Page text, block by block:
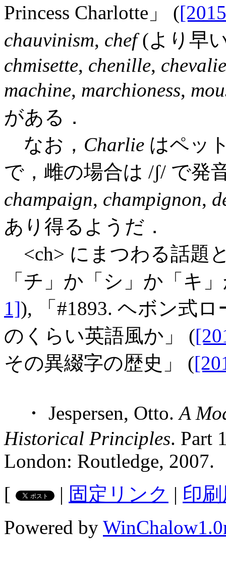
Princess Charlotte」 (
chauvinism, chef(より早
chmisette, chenille,
machine, marchioness,
がある．
なお， Charlie はペッ
で，雌の場合は /ʃ/ で発
champaign, champignon,
あり得るようだ．
<ch> にまつわる話題
「チ」か「シ」か「キ
1]), 「#1893. ヘボン式
のくらい英語風か」 (
その異綴字の歴史」 (
・ Jespersen, Otto.A
Historical Principles. Part
London: Routledge, 2007.
[
| 固定リンク | 印
Powered by